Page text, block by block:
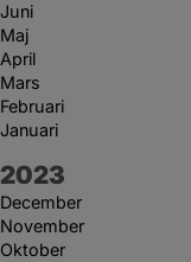
Juni
Maj
April
Mars
Februari
Januari
År:
2023
December
November
Oktober